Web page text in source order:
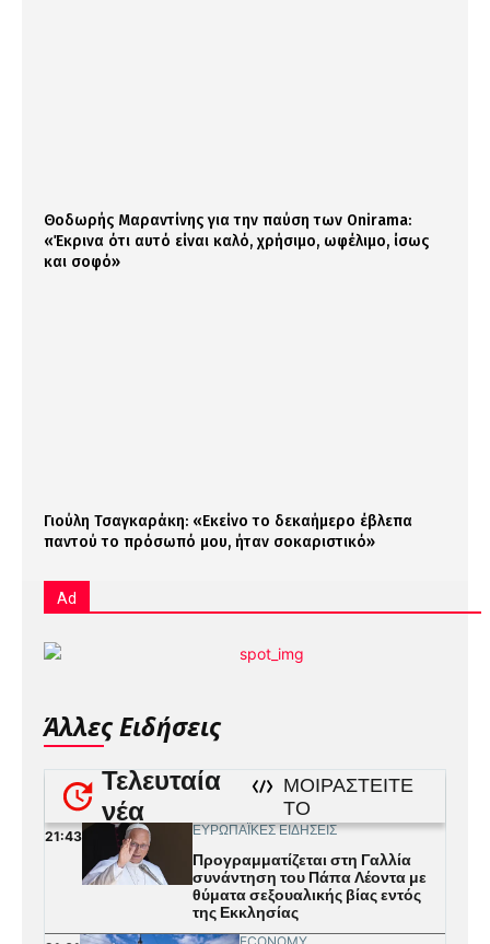
Θοδωρής Μαραντίνης για την παύση των Onirama:
«Έκρινα ότι αυτό είναι καλό, χρήσιμο, ωφέλιμο, ίσως
και σοφό»
Γιούλη Τσαγκαράκη: «Εκείνο το δεκαήμερο έβλεπα
παντού το πρόσωπό μου, ήταν σοκαριστικό»
Ad
Άλλες Ειδήσεις